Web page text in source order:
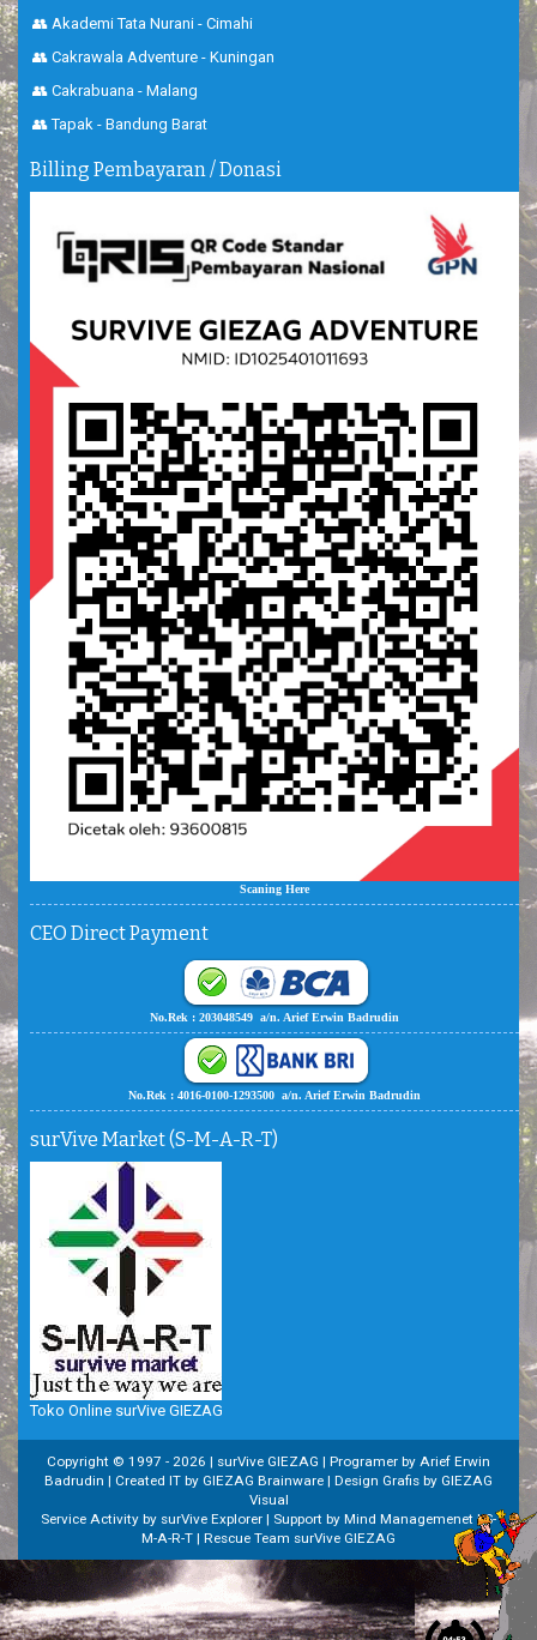
👥 Akademi Tata Nurani - Cimahi
👥 Cakrawala Adventure - Kuningan
👥 Cakrabuana - Malang
👥 Tapak - Bandung Barat
Billing Pembayaran / Donasi
Scaning Here
CEO Direct Payment
No.Rek : 203048549 a/n. Arief Erwin Badrudin
No.Rek : 4016-0100-1293500 a/n. Arief Erwin Badrudin
surVive Market (S-M-A-R-T)
Toko Online surVive GIEZAG
Copyright © 1997 - 2026 | surVive GIEZAG | Programer by Arief Erwin
Badrudin | Created IT by GIEZAG Brainware | Design Grafis by GIEZAG
Visual
Service Activity by surVive Explorer | Support by Mind Managemenet | S-
M-A-R-T | Rescue Team surVive GIEZAG